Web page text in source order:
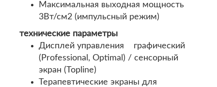
Максимальная выходная мощность
3Вт/см2 (импульсный режим)
технические параметры
Дисплей управления графический
(Professional, Optimal) / сенсорный
экран (Topline)
Терапевтические экраны для